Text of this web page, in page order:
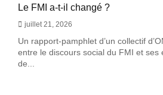
Le FMI a-t-il changé ?
juillet 21, 2026
Un rapport-pamphlet d’un collectif
entre le discours social du FMI et ses
de...